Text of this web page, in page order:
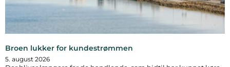
Broen lukker for kundestrømmen
5. august 2026